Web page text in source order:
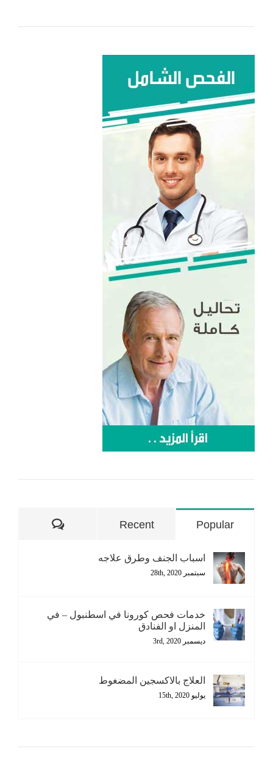
Popular
Recent تعليقات
اسباب الجنف وطرق علاجه
سبتمبر 28th, 2020
خدمات فحص كورونا في اسطنبول – في
المنزل او الفنادق
ديسمبر 3rd, 2020
العلاج بالاكسجين المضغوط
يوليو 15th, 2020